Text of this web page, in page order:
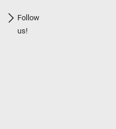
Follow
us!